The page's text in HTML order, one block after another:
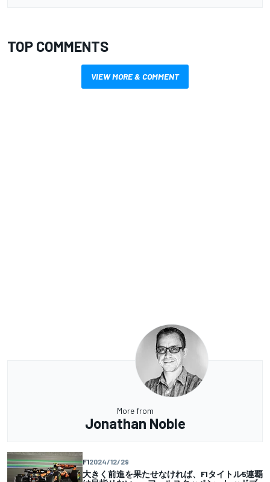
TOP COMMENTS
VIEW MORE & COMMENT
More from
Jonathan Noble
F12024/12/29
大きく前進を果たせなければ、F1タイトル5連覇